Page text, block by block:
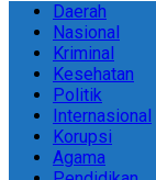
Daerah
Nasional
Kriminal
Kesehatan
Politik
Internasional
Korupsi
Agama